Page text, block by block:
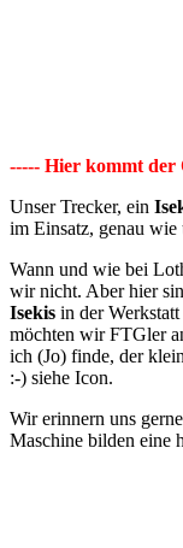
----- Hier kommt der
Unser Trecker, ein
im Einsatz, genau wie
Wann und wie bei
wir nicht. Aber hier
Isekis in der
möchten wir FTGler
ich (Jo) finde, der
:-) siehe Icon.
Wir erinnern uns
Maschine bilden eine